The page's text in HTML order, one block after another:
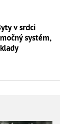
v srdci
systém,